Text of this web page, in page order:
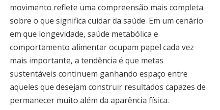
movimento reflete uma compreensão mais completa
sobre o que significa cuidar da saúde. Em um cenário
em que longevidade, saúde metabólica e
comportamento alimentar ocupam papel cada vez
mais importante, a tendência é que metas
sustentáveis continuem ganhando espaço entre
aqueles que desejam construir resultados capazes de
permanecer muito além da aparência física.